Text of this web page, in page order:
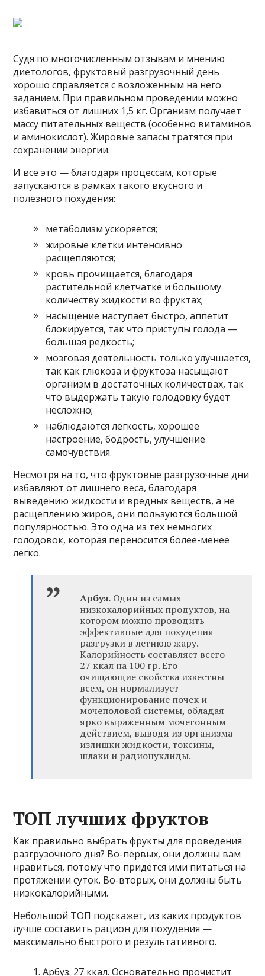
Судя по многочисленным отзывам и мнению
диетологов, фруктовый разгрузочный день
хорошо справляется с возложенным на него
заданием. При правильном проведении можно
избавиться от лишних 1,5 кг. Организм получает
массу питательных веществ (особенно витаминов
и аминокислот). Жировые запасы тратятся при
сохранении энергии.
И всё это — благодаря процессам, которые
запускаются в рамках такого вкусного и
полезного похудения:
метаболизм ускоряется;
жировые клетки интенсивно
расщепляются;
кровь прочищается, благодаря
растительной клетчатке и большому
количеству жидкости во фруктах;
насыщение наступает быстро, аппетит
блокируется, так что приступы голода —
большая редкость;
мозговая деятельность только улучшается,
так как глюкоза и фруктоза насыщают
организм в достаточных количествах, так
что выдержать такую голодовку будет
несложно;
наблюдаются лёгкость, хорошее
настроение, бодрость, улучшение
самочувствия.
Несмотря на то, что фруктовые разгрузочные дни
избавляют от лишнего веса, благодаря
выведению жидкости и вредных веществ, а не
расщеплению жиров, они пользуются большой
популярностью. Это одна из тех немногих
голодовок, которая переносится более-менее
легко.
Арбуз. Один из самых
низкокалорийных продуктов, на
котором можно проводить
эффективные для похудения
разгрузки в летнюю жару.
Калорийность составляет всего
27 ккал на 100 гр. Его
очищающие свойства известны
всем, он нормализует
функционирование почек и
мочеполовой системы, обладая
ярко выраженным мочегонным
действием, выводя из организма
излишки жидкости, токсины,
шлаки и радионуклиды.
ТОП лучших фруктов
Как правильно выбрать фрукты для проведения
разгрузочного дня? Во-первых, они должны вам
нравиться, потому что придётся ими питаться на
протяжении суток. Во-вторых, они должны быть
низкокалорийными.
Небольшой ТОП подскажет, из каких продуктов
лучше составить рацион для похудения —
максимально быстрого и результативного.
Арбуз. 27 ккал. Основательно прочистит